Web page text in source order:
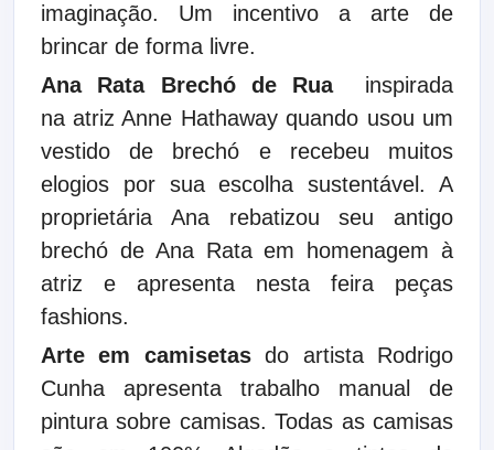
imaginação. Um incentivo a arte de
brincar de forma livre.
Ana Rata Brechó de Rua
inspirada
na atriz Anne Hathaway quando usou um
vestido de brechó e recebeu muitos
elogios por sua escolha sustentável. A
proprietária Ana rebatizou seu antigo
brechó de Ana Rata em homenagem à
atriz e apresenta nesta feira peças
fashions.
Arte em camisetas do artista Rodrigo
Cunha apresenta trabalho manual de
pintura sobre camisas. Todas as camisas